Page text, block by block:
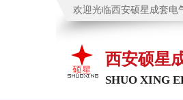
欢迎光临西安硕星成套电
西安硕星
SHUO XING